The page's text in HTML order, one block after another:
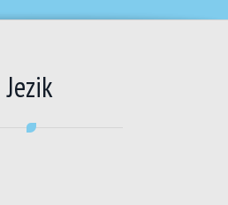
Jezik